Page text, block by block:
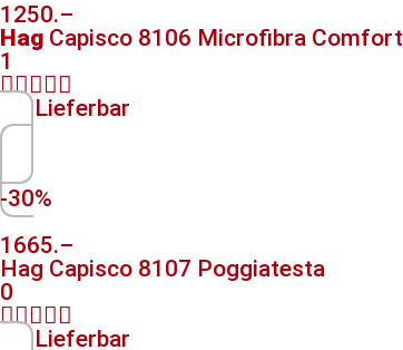
1250.–
Hag Capisco 8106 Microfibra Comfort
1

Lieferbar
-30%
1665.–
Hag Capisco 8107 Poggiatesta
0

Lieferbar